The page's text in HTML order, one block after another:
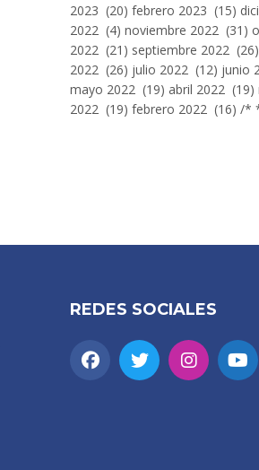
2023 (20) febrero 2023 (15)
2022 (4) noviembre 2022 (31)
2022 (21) septiembre 2022
2022 (26) julio 2022 (12) junio
mayo 2022 (19) abril 2022 (19)
2022 (19) febrero 2022 (16) /*
REDES SOCIALES